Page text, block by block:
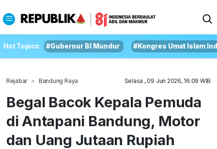
Hot Topics: #Gubernur BI Mundur #Kongres Umat Islam
Rejabar Bandung Raya Selasa , 09 Jun 2026, 16:09 WIB
Begal Bacok Kepala Pemuda
di Antapani Bandung, Motor
dan Uang Jutaan Rupiah